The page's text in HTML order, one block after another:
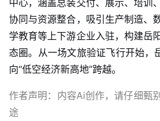
中心，涵盖总装交付、展示、培训
协同与资源整合，吸引生产制造、
学教育等上下游企业入驻，构建岳
态圈。从一场文旅验证飞行开始，
向“低空经济新高地”跨越。
作者声明：内容Ai创作，请仔细甄
途